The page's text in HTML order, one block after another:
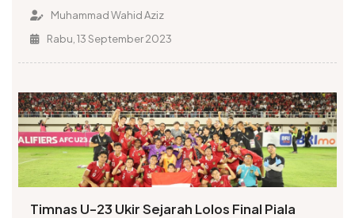
ugalanMuhammad Wahid Aziz
Rabu, 13 September 2023
Timnas U-23 Ukir Sejarah Lolos Final Piala